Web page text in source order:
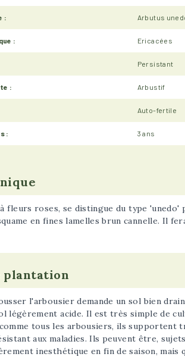
: Arbutus
: Ericacées
Persistant
: Arbustif
Auto-fertile
: 3 ans
fleurs roses, se distingue du type 'unedo'
en fines lamelles brun cannelle. Il
plantation
l'arbousier demande un sol bien
légèrement acide. Il est très simple de
tous les arbousiers, ils supportent
aux maladies. Ils peuvent être,
inesthétique en fin de saison, mais